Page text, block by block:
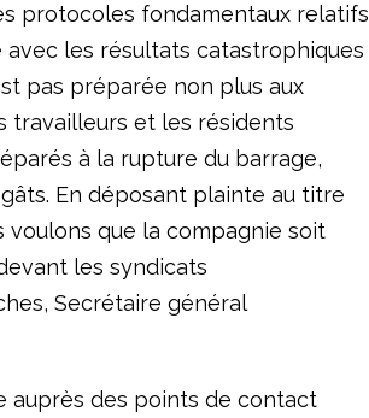
protocoles fondamentaux relatifs
les résultats catastrophiques
pas préparée non plus aux
travailleurs et les résidents
à la rupture du barrage,
En déposant plainte au titre
voulons que la compagnie soit
les syndicats
Secrétaire général
auprès des points de contact